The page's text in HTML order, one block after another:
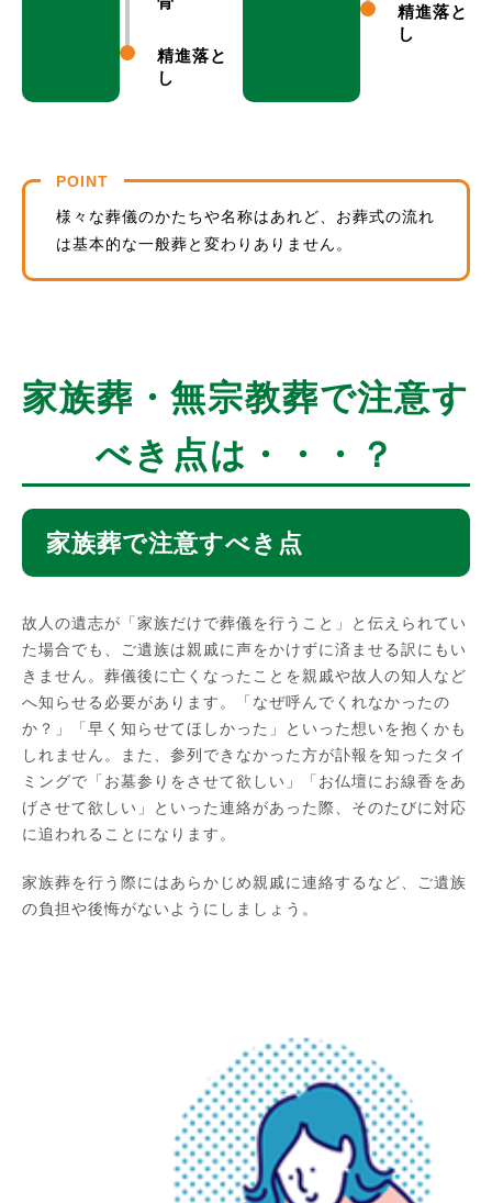
精進落と
し
精進落と
し
POINT
様々な葬儀のかたちや名称はあれど、お葬式の流れ
は基本的な一般葬と変わりありません。
家族葬・無宗教葬で注意す
べき点は・・・？
家族葬で注意すべき点
故人の遺志が「家族だけで葬儀を行うこと」と伝えられてい
た場合でも、ご遺族は親戚に声をかけずに済ませる訳にもい
きません。葬儀後に亡くなったことを親戚や故人の知人など
へ知らせる必要があります。「なぜ呼んでくれなかったの
か？」「早く知らせてほしかった」といった想いを抱くかも
しれません。また、参列できなかった方が訃報を知ったタイ
ミングで「お墓参りをさせて欲しい」「お仏壇にお線香をあ
げさせて欲しい」といった連絡があった際、そのたびに対応
に追われることになります。
家族葬を行う際にはあらかじめ親戚に連絡するなど、ご遺族
の負担や後悔がないようにしましょう。